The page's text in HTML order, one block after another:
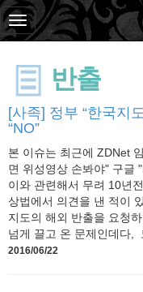
반출
[사족] 정부 “한국지
“NO”
본 이슈는 최근에 ZDNet
면 위성영상 손봐야" 구글
이와 관련해서 무려 10년
상법에서 의견을 낸 적이
지도의 해외 반출을 요청
넘게 끌고 온 문제인데다,
2016/06/22